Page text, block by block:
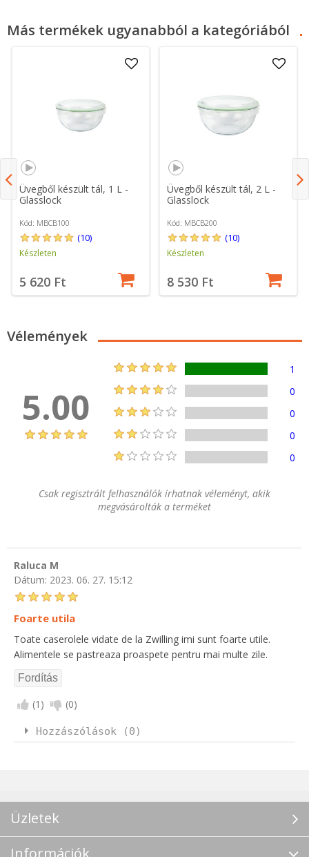
Más termékek ugyanabból a kategóriából
Üvegből készült tál, 1 L -
Glasslock
Kód: MBCB100
(10)
Készleten
5 620 Ft
Üvegből készült tál, 2 L -
Glasslock
Kód: MBCB200
(10)
Készleten
8 530 Ft
Vélemények
5.00
1
0
0
0
0
Csak regisztrált felhasználók írhatnak véleményt, akik
megvásárolták a terméket
Raluca M
Dátum: 2023. 06. 27. 15:12
Foarte utila
Toate caserolele vidate de la Zwilling imi sunt foarte utile.
Alimentele se pastreaza proaspete pentru mai multe zile.
(1 ) (0)
Hozzászólások (0)
Üzletek
Információk